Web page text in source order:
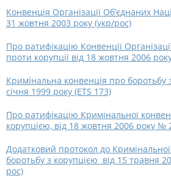
Конвенція Організації Об’єднаних
31 жовтня 2003 року (укр/рос)
Про ратифікацію Конвенції
проти корупції від 18 жовтня 2006
Кримінальна конвенція про боротьбу
січня 1999 року (ETS 173)
Про ратифікацію Кримінальної
корупцією, від 18 жовтня 2006 року №
Додатковий протокол до
боротьбу з корупцією від 15 травня
рос)